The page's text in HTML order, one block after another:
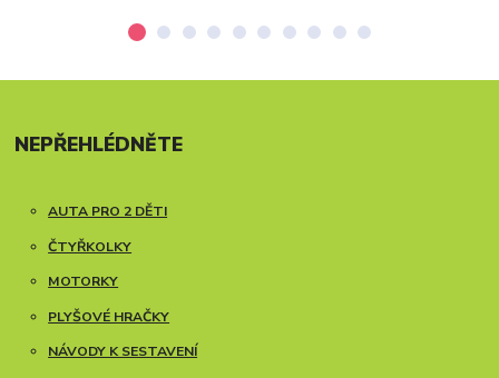
NEPŘEHLÉDNĚTE
AUTA PRO 2 DĚTI
ČTYŘKOLKY
MOTORKY
PLYŠOVÉ HRAČKY
NÁVODY K SESTAVENÍ